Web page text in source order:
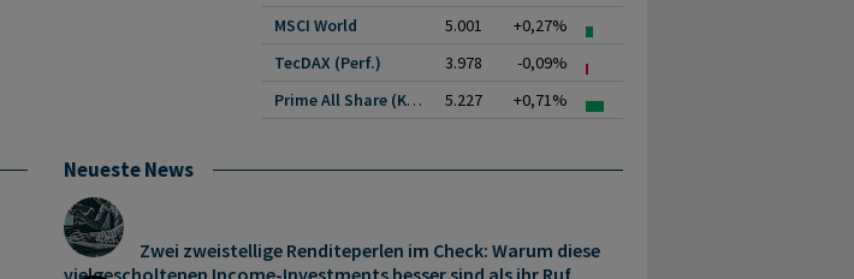
MSCI World
5.001
+0,27%
TecDAX (Perf.)
3.978
-0,09%
Prime All Share (Kurs)
5.227 +0,71%
Neueste News
Zwei zweistellige Renditeperlen im Check: Warum diese
vielgescholtenen Income-Investments besser sind als ihr Ruf